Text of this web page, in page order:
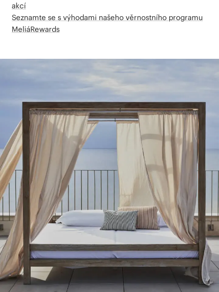
akcí
Seznamte se s výhodami našeho věrnostního programu
MeliáRewards